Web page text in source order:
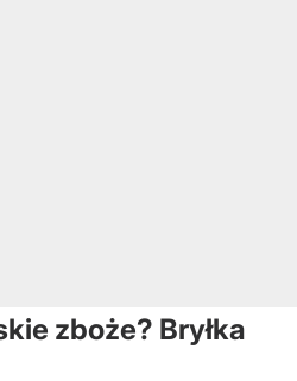
zboże? Bryłka